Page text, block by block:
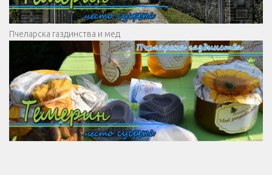
Пчеларска газдинства и мед